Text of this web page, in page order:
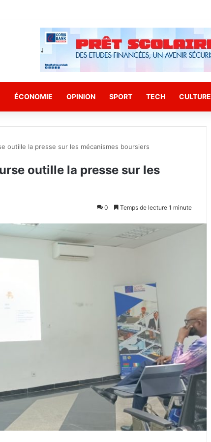
ÉCONOMIE OPINION SPORT TECH CULTURE
outille la presse sur les mécanismes boursiers
outille la presse sur les
0 Temps de lecture 1 minute